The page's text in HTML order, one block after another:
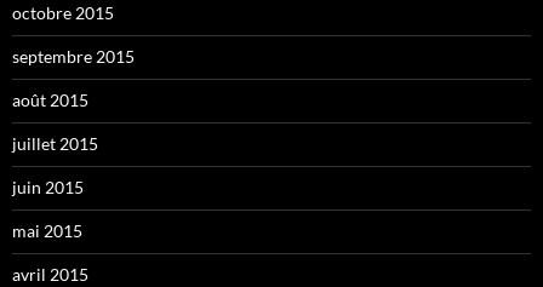
octobre 2015
septembre 2015
août 2015
juillet 2015
juin 2015
mai 2015
avril 2015